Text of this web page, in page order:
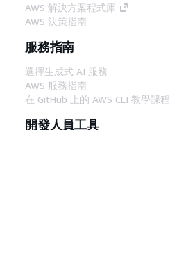
AWS 解決方案程式庫
AWS 決策指南
服務指南
選擇生成式 AI 服務
AWS 服務指南
在 GitHub 上的 AWS CLI 教學課程
開發人員工具